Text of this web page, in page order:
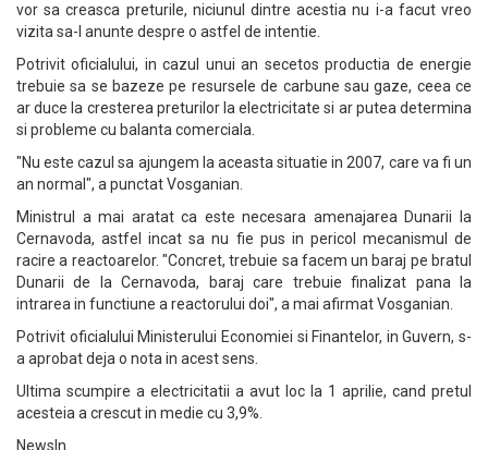
vor sa creasca preturile, niciunul dintre acestia nu i-a facut vreo
vizita sa-l anunte despre o astfel de intentie.
Potrivit oficialului, in cazul unui an secetos productia de energie
trebuie sa se bazeze pe resursele de carbune sau gaze, ceea ce
ar duce la cresterea preturilor la electricitate si ar putea determina
si probleme cu balanta comerciala.
"Nu este cazul sa ajungem la aceasta situatie in 2007, care va fi un
an normal", a punctat Vosganian.
Ministrul a mai aratat ca este necesara amenajarea Dunarii la
Cernavoda, astfel incat sa nu fie pus in pericol mecanismul de
racire a reactoarelor. "Concret, trebuie sa facem un baraj pe bratul
Dunarii de la Cernavoda, baraj care trebuie finalizat pana la
intrarea in functiune a reactorului doi", a mai afirmat Vosganian.
Potrivit oficialului Ministerului Economiei si Finantelor, in Guvern, s-
a aprobat deja o nota in acest sens.
Ultima scumpire a electricitatii a avut loc la 1 aprilie, cand pretul
acesteia a crescut in medie cu 3,9%.
NewsIn